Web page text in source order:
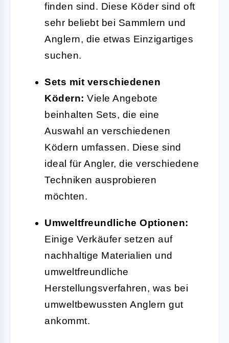
finden sind. Diese Köder sind oft
sehr beliebt bei Sammlern und
Anglern, die etwas Einzigartiges
suchen.
Sets mit verschiedenen
Ködern: Viele Angebote
beinhalten Sets, die eine
Auswahl an verschiedenen
Ködern umfassen. Diese sind
ideal für Angler, die verschiedene
Techniken ausprobieren
möchten.
Umweltfreundliche Optionen:
Einige Verkäufer setzen auf
nachhaltige Materialien und
umweltfreundliche
Herstellungsverfahren, was bei
umweltbewussten Anglern gut
ankommt.